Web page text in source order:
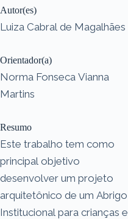
Autor(es)
Luiza Cabral de Magalhães
Orientador(a)
Norma Fonseca Vianna
Martins
Resumo
Este trabalho tem como
principal objetivo
desenvolver um projeto
arquitetônico de um Abrigo
Institucional para crianças e